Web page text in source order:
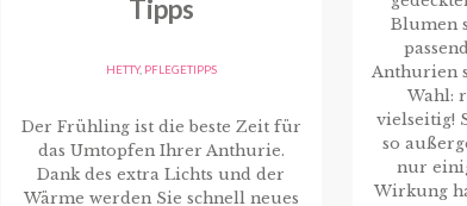
Tipps
HETTY, PFLEGETIPPS
Der Frühling ist die beste Zeit für
das Umtopfen Ihrer Anthurie.
Dank des extra Lichts und der
Wärme werden Sie schnell neues
Blumen
Anthurien
Wahl:
vielseitig!
so
nur
Wirkung